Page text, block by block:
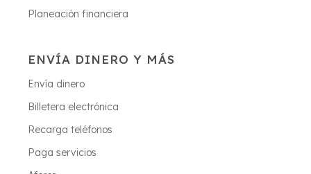
Planeación financiera
ENVÍA DINERO Y MÁS
Envía dinero
Billetera electrónica
Recarga teléfonos
Paga servicios